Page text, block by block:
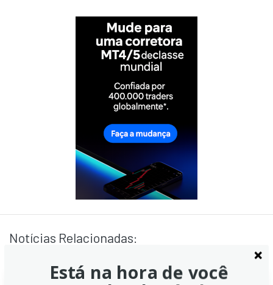
Notícias Relacionadas:
Está na hora de você